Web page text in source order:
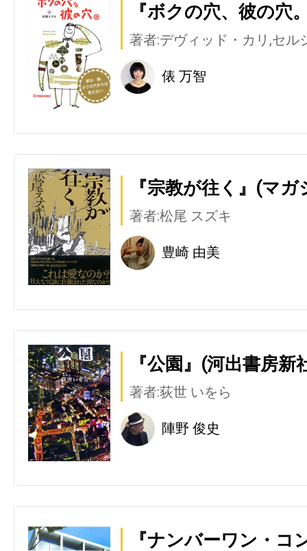
『ボクの穴、彼の穴
著者:デヴィッド・カリ,セル
俵 万智
『宗教が往く』(マ
著者:松尾 スズキ
豊崎 由美
『公園』(河出書房新
著者:荻世 いをら
陣野 俊史
『ナンバーワン・